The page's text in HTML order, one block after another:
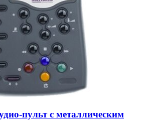
пульт с металлическим